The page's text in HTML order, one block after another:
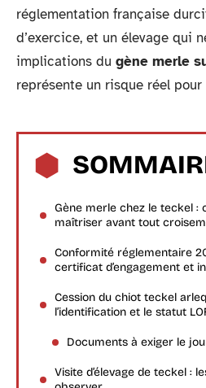
réglementation française
d’exercice, et un élevage qui
implications du gène merle
représente un risque réel pour
Gène merle chez le teckel :
maîtriser avant tout
Conformité réglementaire
certificat d’engagement et
Cession du chiot teckel
l’identification et le statut
Documents à exiger le
Visite d’élevage de teckel :